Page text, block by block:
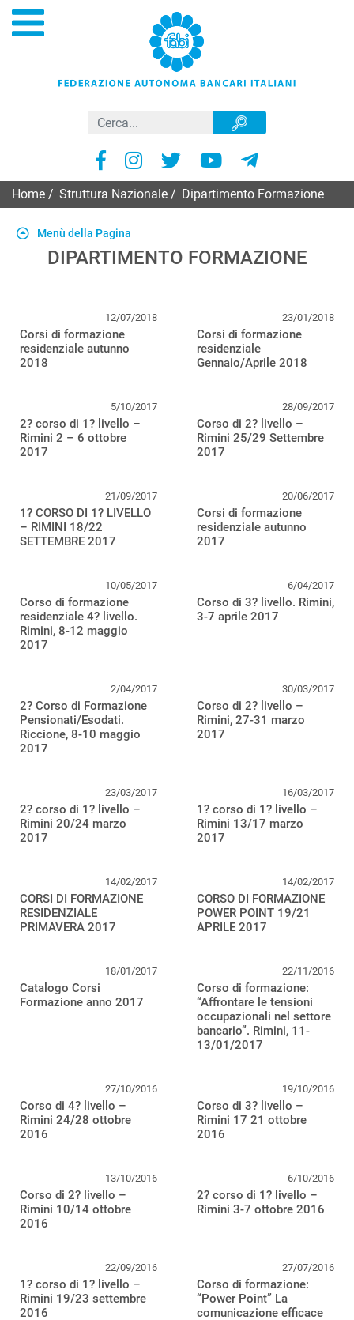
Home Struttura Nazionale Dipartimento Formazione
Menù della Pagina
DIPARTIMENTO FORMAZIONE
12/07/2018
Corsi di formazione
residenziale autunno
2018
23/01/2018
Corsi di formazione
residenziale
Gennaio/Aprile 2018
5/10/2017
2? corso di 1? livello –
Rimini 2 – 6 ottobre
2017
28/09/2017
Corso di 2? livello –
Rimini 25/29 Settembre
2017
21/09/2017
1? CORSO DI 1? LIVELLO
– RIMINI 18/22
SETTEMBRE 2017
20/06/2017
Corsi di formazione
residenziale autunno
2017
10/05/2017
Corso di formazione
residenziale 4? livello.
Rimini, 8-12 maggio
2017
6/04/2017
Corso di 3? livello. Rimini,
3-7 aprile 2017
2/04/2017
2? Corso di Formazione
Pensionati/Esodati.
Riccione, 8-10 maggio
2017
30/03/2017
Corso di 2? livello –
Rimini, 27-31 marzo
2017
23/03/2017
2? corso di 1? livello –
Rimini 20/24 marzo
2017
16/03/2017
1? corso di 1? livello –
Rimini 13/17 marzo
2017
14/02/2017
CORSI DI FORMAZIONE
RESIDENZIALE
PRIMAVERA 2017
14/02/2017
CORSO DI FORMAZIONE
POWER POINT 19/21
APRILE 2017
18/01/2017
Catalogo Corsi
Formazione anno 2017
22/11/2016
Corso di formazione:
“Affrontare le tensioni
occupazionali nel settore
bancario”. Rimini, 11-
13/01/2017
27/10/2016
Corso di 4? livello –
Rimini 24/28 ottobre
2016
19/10/2016
Corso di 3? livello –
Rimini 17 21 ottobre
2016
13/10/2016
Corso di 2? livello –
Rimini 10/14 ottobre
2016
6/10/2016
2? corso di 1? livello –
Rimini 3-7 ottobre 2016
22/09/2016
1? corso di 1? livello –
Rimini 19/23 settembre
2016
27/07/2016
Corso di formazione:
“Power Point” La
comunicazione efficace